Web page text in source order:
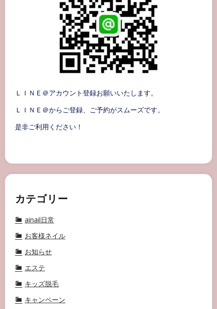
ＬＩＮＥ＠アカウント登録お願いいたします。
ＬＩＮＥ＠からご登録、ご予約がスムーズです。
是非ご利用ください！
カテゴリー
ainail日常
お客様ネイル
お知らせ
エステ
キッズ脱毛
キャンペーン